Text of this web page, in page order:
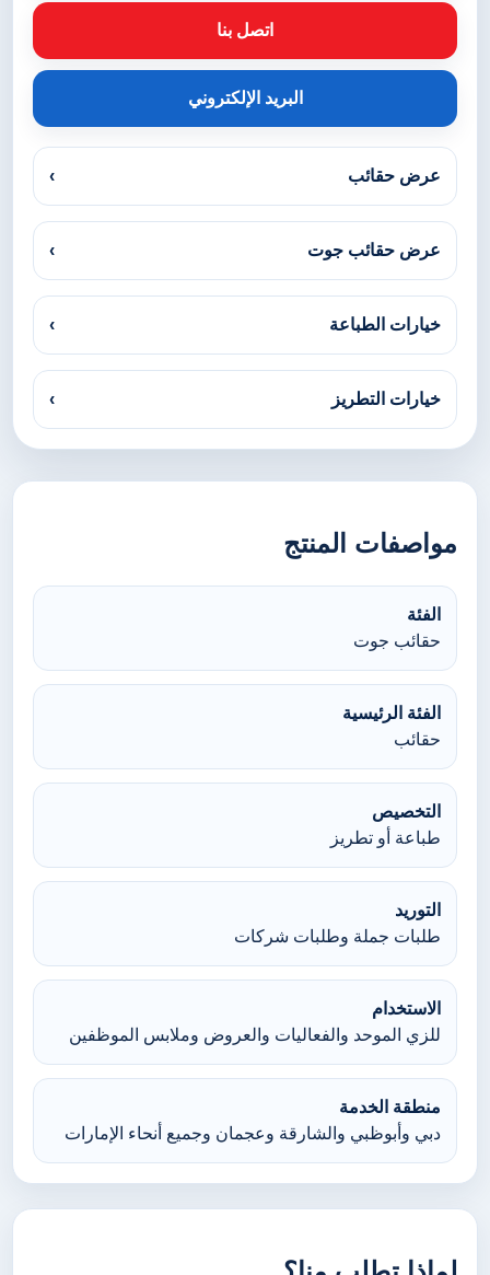
اتصل بنا
البريد الإلكتروني
عرض حقائب ›
عرض حقائب جوت ›
خيارات الطباعة ›
خيارات التطريز ›
مواصفات المنتج
الفئة
حقائب جوت
الفئة الرئيسية
حقائب
التخصيص
طباعة أو تطريز
التوريد
طلبات جملة وطلبات شركات
الاستخدام
للزي الموحد والفعاليات والعروض وملابس الموظفين
منطقة الخدمة
دبي وأبوظبي والشارقة وعجمان وجميع أنحاء الإمارات